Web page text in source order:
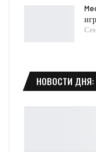
НОВОСТИ ДНЯ: